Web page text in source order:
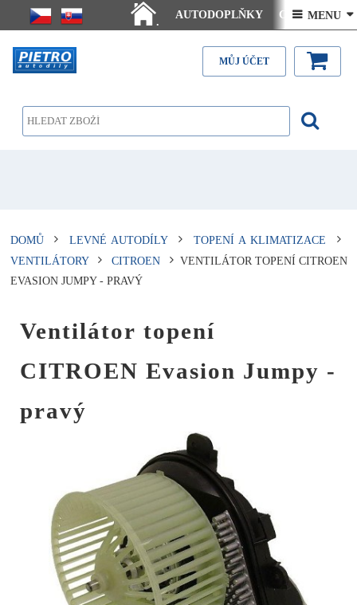
.
AUTODOPLŇKY Ceny doručení
Články - návody Kontakt
 MENU 
MŮJ ÚČET
DOMŮ LEVNÉ AUTODÍLY
TOPENÍ A KLIMATIZACE
VENTILÁTORY
CITROEN
VENTILÁTOR TOPENÍ CITROEN
EVASION JUMPY - PRAVÝ
Ventilátor topení
CITROEN Evasion Jumpy -
pravý